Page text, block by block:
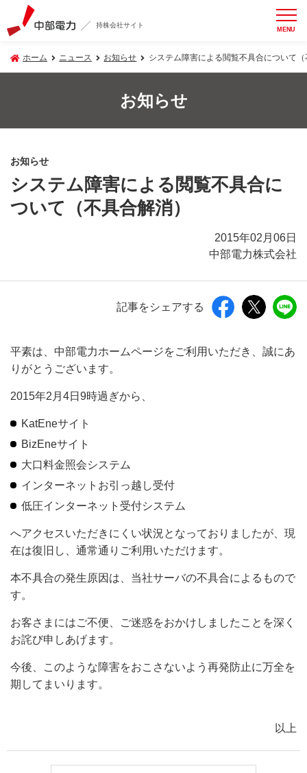
持株会社サイト MENU
ホーム ニュース お知らせ システム障害による閲覧不具合について
お知らせ
お知らせ
システム障害による閲覧不具合に
ついて（不具合解消）
2015年02月06日
中部電力株式会社
記事をシェアする
平素は、中部電力ホームページをご利用いただき、誠にあ
りがとうございます。
2015年2月4日9時過ぎから、
KatEneサイト
BizEneサイト
大口料金照会システム
インターネットお引っ越し受付
低圧インターネット受付システム
へアクセスいただきにくい状況となっておりましたが、現
在は復旧し、通常通りご利用いただけます。
本不具合の発生原因は、当社サーバの不具合によるもので
す。
お客さまにはご不便、ご迷惑をおかけしましたことを深く
お詫び申しあげます。
今後、このような障害をおこさないよう再発防止に万全を
期してまいります。
以上